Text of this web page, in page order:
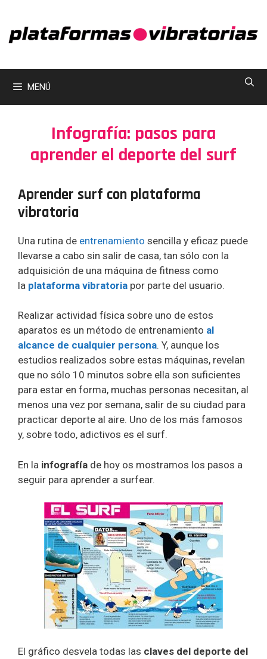
contenido
MENÚ
Infografía: pasos para
aprender el deporte del surf
Aprender surf con plataforma
vibratoria
Una rutina de entrenamiento sencilla y eficaz puede
llevarse a cabo sin salir de casa, tan sólo con la
adquisición de una máquina de fitness como
la plataforma vibratoria por parte del usuario.
Realizar actividad física sobre uno de estos
aparatos es un método de entrenamiento al
alcance de cualquier persona. Y, aunque los
estudios realizados sobre estas máquinas, revelan
que no sólo 10 minutos sobre ella son suficientes
para estar en forma, muchas personas necesitan, al
menos una vez por semana, salir de su ciudad para
practicar deporte al aire. Uno de los más famosos
y, sobre todo, adictivos es el surf.
En la infografía de hoy os mostramos los pasos a
seguir para aprender a surfear.
El gráfico desvela todas las claves del deporte del